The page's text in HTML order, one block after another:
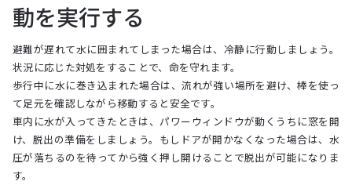
動を実行する
避難が遅れて水に囲まれてしまった場合は、冷静に行動しましょう。
状況に応じた対処をすることで、命を守れます。
歩行中に水に巻き込まれた場合は、流れが強い場所を避け、棒を使っ
て足元を確認しながら移動すると安全です。
車内に水が入ってきたときは、パワーウィンドウが動くうちに窓を開
け、脱出の準備をしましょう。もしドアが開かなくなった場合は、水
圧が落ちるのを待ってから強く押し開けることで脱出が可能になりま
す。